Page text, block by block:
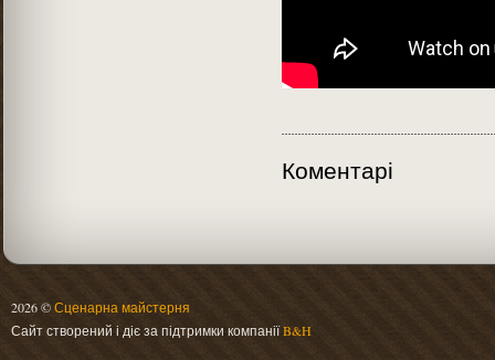
Коментарі
2026 ©Сценарна майстерня
Сайт створений і діє за підтримки компаніїB&H